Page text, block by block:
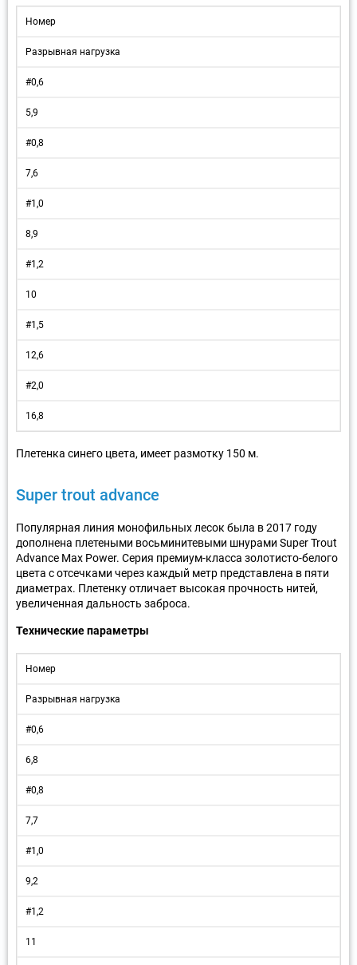
Номер
Разрывная нагрузка
#0,6
5,9
#0,8
7,6
#1,0
8,9
#1,2
10
#1,5
12,6
#2,0
16,8
Плетенка синего цвета, имеет размотку 150 м.
Super trout advance
Популярная линия монофильных лесок была в 2017 году
дополнена плетеными восьминитевыми шнурами Super Trout
Advance Max Power. Серия премиум-класса золотисто-белого
цвета с отсечками через каждый метр представлена в пяти
диаметрах. Плетенку отличает высокая прочность нитей,
увеличенная дальность заброса.
Технические параметры
Номер
Разрывная нагрузка
#0,6
6,8
#0,8
7,7
#1,0
9,2
#1,2
11